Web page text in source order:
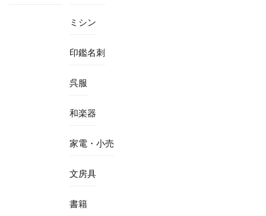
ミシン
印鑑名刺
呉服
和楽器
家電・小売
文房具
書籍